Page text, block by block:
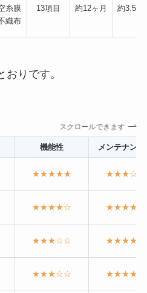
糸膜
織布
13項目 約12ヶ月 約3.5L/
りです。
スクロールできます
機能性 メンテナンス
★★★★★ ★★★☆☆
★★★★☆ ★★★★★
★★★☆☆ ★★★★☆
★★★☆☆ ★★★★☆